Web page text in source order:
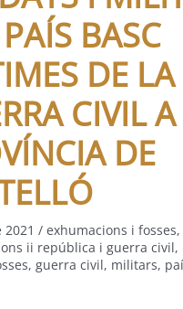
BASC
DE LA
CIVIL
DE
/ exhumacions i fosses,
ii república i guerra civil,
, guerra civil, militars,